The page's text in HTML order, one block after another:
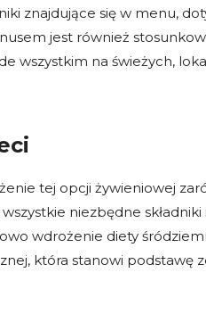
znajdujące się w menu,
jest również
wszystkim na świeżych,
tej opcji żywieniowej
niezbędne składniki
wdrożenie diety
która stanowi podstawę